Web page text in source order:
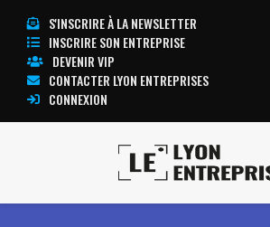
S'INSCRIRE À LA NEWSLETTER
INSCRIRE SON ENTREPRISE
DEVENIR VIP
CONTACTER LYON ENTREPRISES
CONNEXION